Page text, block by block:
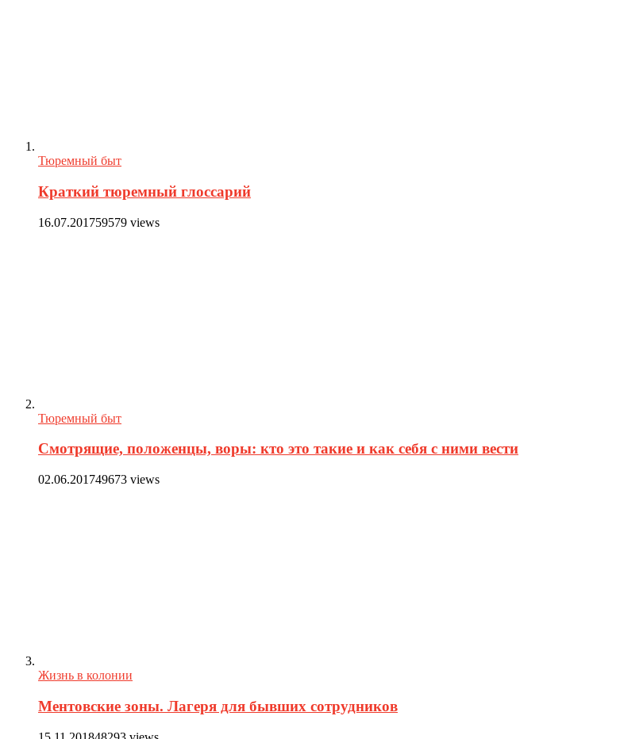
Тюремный быт
Краткий тюремный глоссарий
16.07.201759579 views
Тюремный быт
Смотрящие, положенцы, воры: кто это такие и как себя с ними вести
02.06.201749673 views
Жизнь в колонии
Ментовские зоны. Лагеря для бывших сотрудников